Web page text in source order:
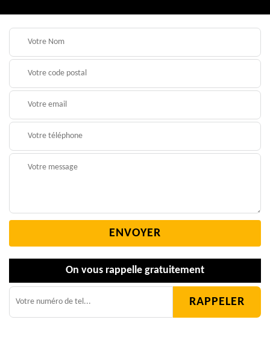
On vous rappelle gratuitement